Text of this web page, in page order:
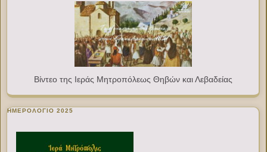
Βίντεο της Ιεράς Μητροπόλεως Θηβών και Λεβαδείας
ΗΜΕΡΟΛΟΓΙΟ 2025